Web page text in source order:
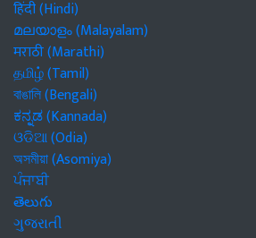
हिंदी (Hindi)
മലയാളം (Malayalam)
मराठी (Marathi)
தமிழ் (Tamil)
বাঙালি (Bengali)
ಕನ್ನಡ (Kannada)
ଓଡିଆ (Odia)
অসমীয়া (Asomiya)
ਪੰਜਾਬੀ
తెలుగు
ગુજરાતી